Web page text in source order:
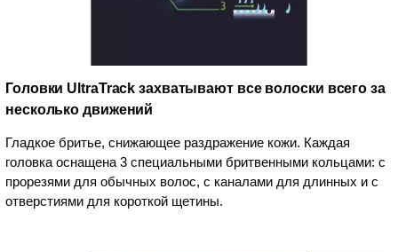
Головки UltraTrack захватывают все волоски всего за
несколько движений
Гладкое бритье, снижающее раздражение кожи. Каждая
головка оснащена 3 специальными бритвенными кольцами: с
прорезями для обычных волос, с каналами для длинных и с
отверстиями для короткой щетины.